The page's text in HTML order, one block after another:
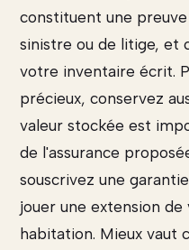
constituent une
sinistre ou de litige, et
votre inventaire écrit.
précieux, conservez
valeur stockée est
de l'assurance
souscrivez une
jouer une extension
habitation. Mieux vaut